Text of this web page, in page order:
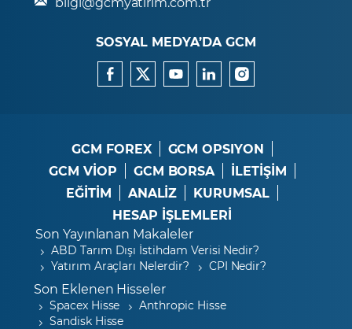
SOSYAL MEDYA’DA GCM
GCM FOREX
GCM OPSIYON
GCM VİOP
GCM BORSA
İLETİŞİM
EĞİTİM
ANALİZ
KURUMSAL
HESAP İŞLEMLERİ
Son Yayınlanan Makaleler
ABD Tarım Dışı İstihdam Verisi Nedir?
Yatırım Araçları Nelerdir?
CPI Nedir?
Son Eklenen Hisseler
Spacex Hisse
Anthropic Hisse
Sandisk Hisse